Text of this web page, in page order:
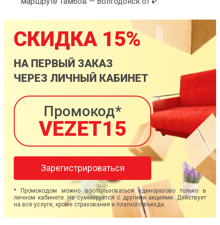
СКИДКА 15%
НА ПЕРВЫЙ ЗАКАЗ
ЧЕРЕЗ ЛИЧНЫЙ КАБИНЕТ
Промокод*
VEZET15
Зарегистрироваться
* Промокодом можно воспользоваться единоразово только в
личном кабинете. Не суммируется с другими акциями. Действует
на все услуги, кроме страхования и платного въезда.